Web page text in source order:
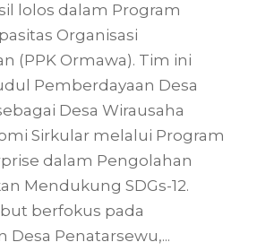
lolos dalam Program
Organisasi
(PPK Ormawa). Tim ini
Pemberdayaan Desa
Desa Wirausaha
Sirkular melalui Program
dalam Pengolahan
Mendukung SDGs-12.
berfokus pada
Desa Penatarsewu,...